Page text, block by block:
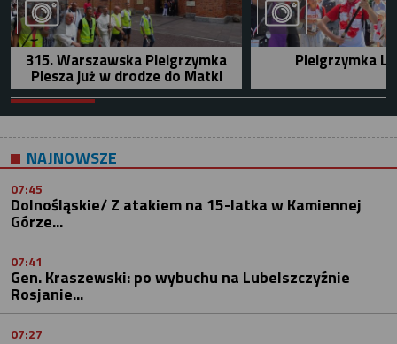
315. Warszawska Pielgrzymka
Piesza już w drodze do Matki
Pielgrzymka
NAJNOWSZE
07:45
Dolnośląskie/ Z atakiem na 15-latka w Kamiennej
Górze...
07:41
Gen. Kraszewski: po wybuchu na Lubelszczyźnie
Rosjanie...
07:27